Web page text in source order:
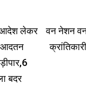
आदेश लेकर
आदतन
बदर
वन नेशन